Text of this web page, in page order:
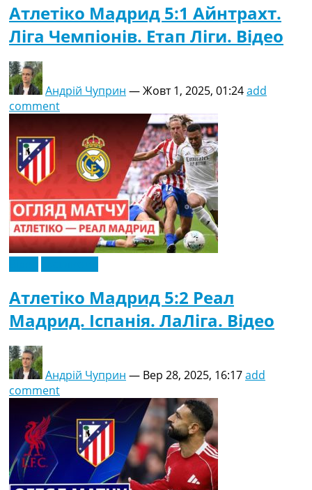
Атлетіко Мадрид 5:1 Айнтрахт.
Ліга Чемпіонів. Етап Ліги. Відео
Андрій Чуприн —Жовт 1, 2025, 01:24add
comment
Атлетіко Мадрид 5:2 Реал
Мадрид. Іспанія. ЛаЛіга. Відео
Андрій Чуприн — Вер 28, 2025, 16:17add
comment